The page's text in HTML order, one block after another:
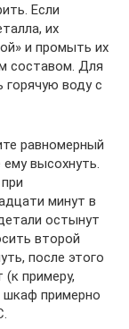
Если
их
и промыть их
составом. Для
горячую воду с
равномерный
высохнуть.
минут в
остынут
второй
после этого
примеру,
примерно